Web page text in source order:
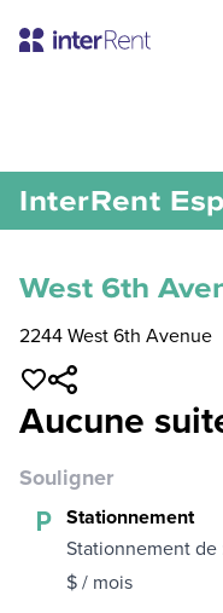
InterRent
West 6th
2244 West 6th Avenue
Aucune
Souligner
Stationnement
Stationnement de
$ / mois